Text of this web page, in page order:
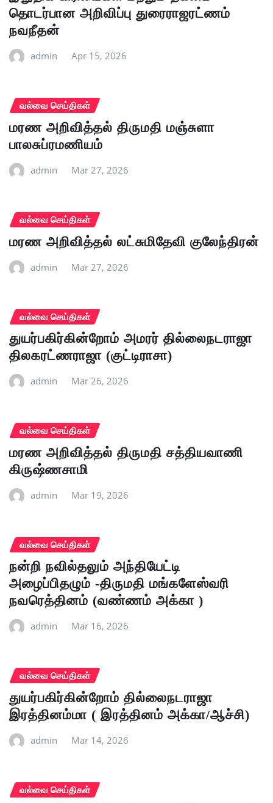
தொடர்பான அறிவிப்பு துரைராஜரட்ணம்
நவநீதன்
admin Apr 15, 2026
வல்வை செய்திகள்
மரண அறிவித்தல் திருமதி மஞ்சுளா
பாலசுப்ரமணியம்
admin Mar 27, 2026
வல்வை செய்திகள்
மரண அறிவித்தல் லட்சுமிதேவி குலேந்திரன்
admin Mar 27, 2026
வல்வை செய்திகள்
துயர்பகிர்கின்றோம் அமரர் தில்லைநடராஜா
திலகரட்ணராஜா (குட்டிராசா)
admin Mar 26, 2026
வல்வை செய்திகள்
மரண அறிவித்தல் திருமதி சத்தியவாணி
கிருஷ்ணசாமி
admin Mar 19, 2026
வல்வை செய்திகள்
நன்றி நவில்தலும் அந்தியேட்டி
அழைப்பிதழும் -திருமதி மங்களேஸ்வரி
நவரெத்தினம் (வண்ணம் அக்கா )
admin Mar 16, 2026
வல்வை செய்திகள்
துயர்பகிர்கின்றோம் தில்லைநடராஜா
இரத்தினம்மா ( இரத்தினம் அக்கா/ஆச்சி)
admin Mar 14, 2026
வல்வை செய்திகள்